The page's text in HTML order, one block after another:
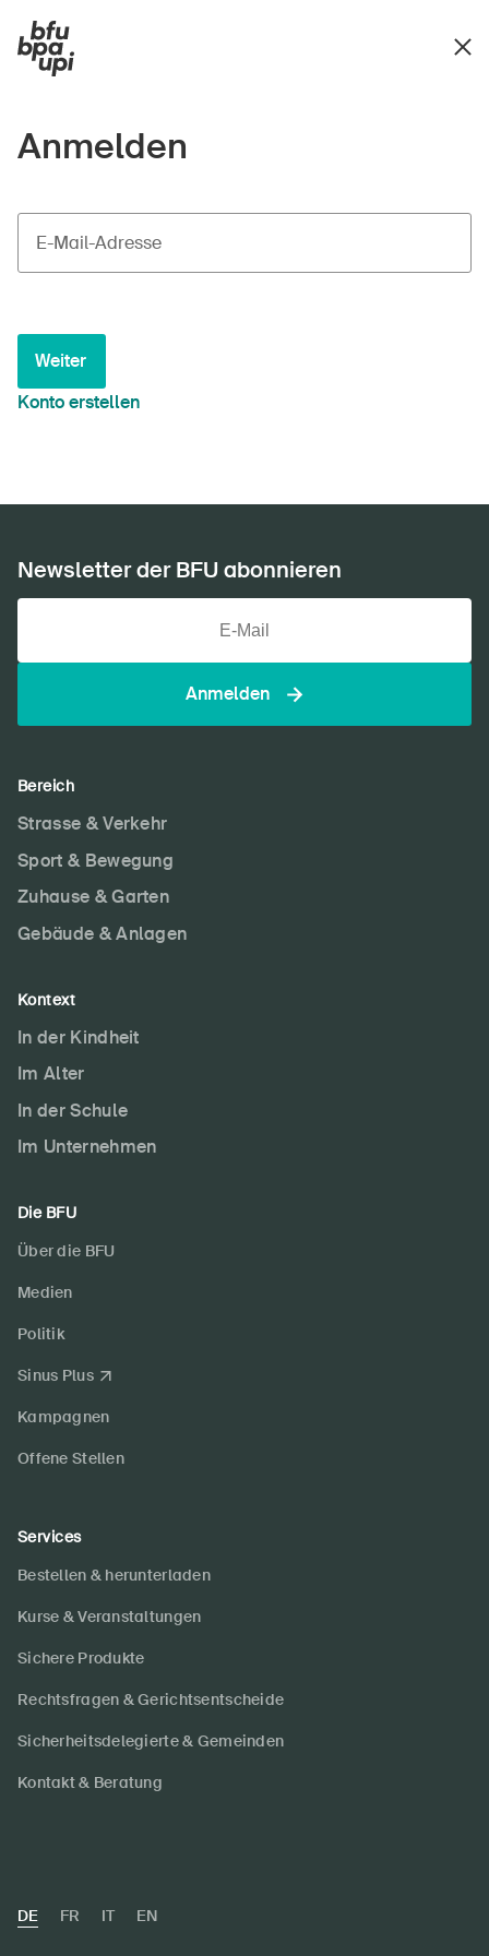
Anmelden
E-Mail-Adresse
Weiter
Konto erstellen
Newsletter der BFU abonnieren
Anmelden
Bereich
Strasse & Verkehr
Sport & Bewegung
Zuhause & Garten
Gebäude & Anlagen
Kontext
In der Kindheit
Im Alter
In der Schule
Im Unternehmen
Die BFU
Über die BFU
Medien
Politik
Sinus Plus
Kampagnen
Offene Stellen
Services
Bestellen & herunterladen
Kurse & Veranstaltungen
Sichere Produkte
Rechtsfragen & Gerichtsentscheide
Sicherheitsdelegierte & Gemeinden
Kontakt & Beratung
DE FR IT EN